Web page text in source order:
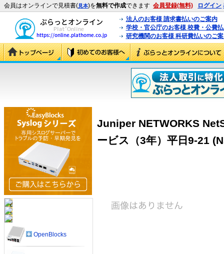
会員はオンラインで見積書(見本)を無料で作成できます 会員登録(無料) ログイン
法人のお客様 請求書払いのご案内
学校・官公庁のお客様 校費・公費
研究機関のお客様 科研費払いのご
Juniper NETWORKS
ービス（3年）平日9-21
OpenBlocks